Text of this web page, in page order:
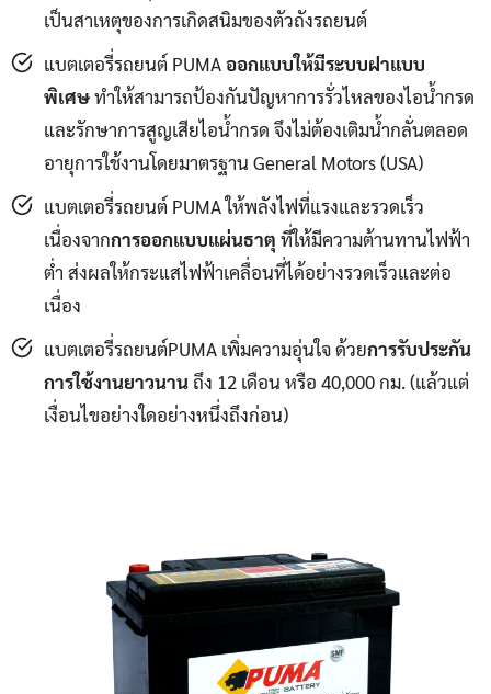
เป็นสาเหตุของการเกิดสนิมของตัวถังรถยนต์
แบตเตอรี่รถยนต์ PUMAออกแบบให้มีระบบฝาแบบ
พิเศษทำให้สามารถป้องกันปัญหาการรั่วไหลของไอน้ำกรด
และรักษาการสูญเสียไอน้ำกรด จึงไม่ต้องเติมน้ำกลั่นตลอด
อายุการใช้งานโดยมาตรฐาน General Motors (USA)
แบตเตอรี่รถยนต์ PUMA ให้พลังไฟที่แรงและรวดเร็ว
เนื่องจากการออกแบบแผ่นธาตุ ที่ให้มีความต้านทานไฟฟ้า
ต่ำ ส่งผลให้กระแสไฟฟ้าเคลื่อนที่ได้อย่างรวดเร็วและต่อ
เนื่อง
แบตเตอรี่รถยนต์PUMA เพิ่มความอุ่นใจ ด้วยการรับประกัน
การใช้งานยาวนานถึง 12 เดือน หรือ 40,000 กม. (แล้วแต่
เงื่อนไขอย่างใดอย่างหนึ่งถึงก่อน)